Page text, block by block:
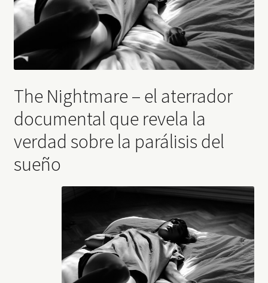
The Nightmare – el aterrador
documental que revela la
verdad sobre la parálisis del
sueño